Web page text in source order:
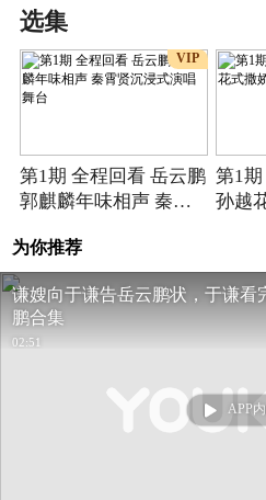
选集
VIP
第1期 全程回看 岳云鹏
郭麒麟年味相声 秦霄
第1
孙越
为你推荐
谦嫂向于谦告岳云鹏状，于谦看
鹏合集
02:51
APP